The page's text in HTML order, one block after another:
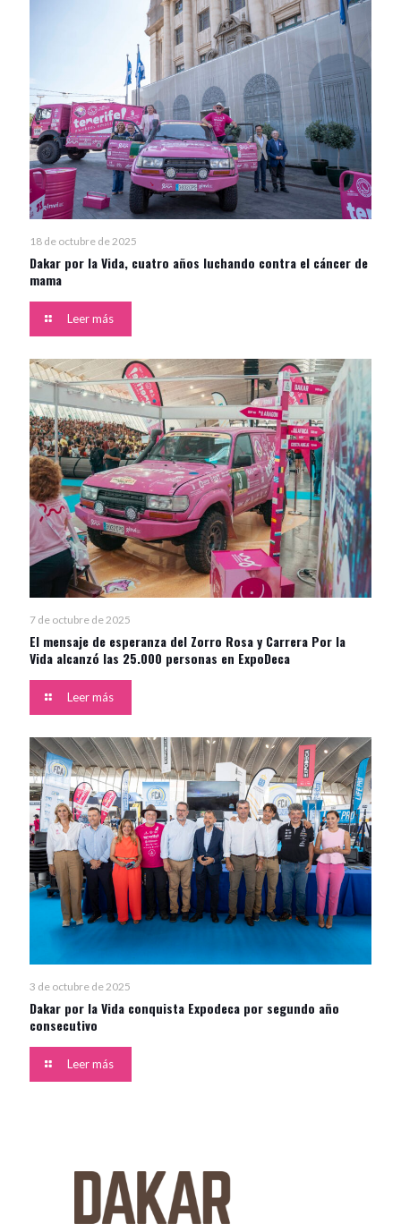
18 de octubre de 2025
Dakar por la Vida, cuatro años luchando contra el cáncer de
mama
Leer más
7 de octubre de 2025
El mensaje de esperanza del Zorro Rosa y Carrera Por la
Vida alcanzó las 25.000 personas en ExpoDeca
Leer más
3 de octubre de 2025
Dakar por la Vida conquista Expodeca por segundo año
consecutivo
Leer más